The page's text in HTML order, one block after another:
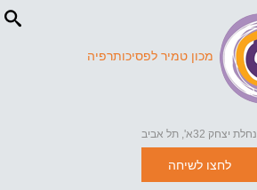
מכון טמיר לפסיכותרפיה
נחלת יצחק 32א', תל אביב
לחצו לשיחה